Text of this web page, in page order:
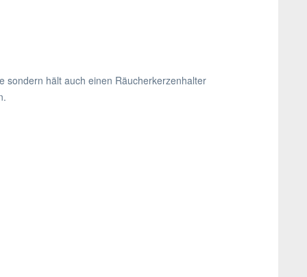
sondern hält auch einen Räucherkerzenhalter